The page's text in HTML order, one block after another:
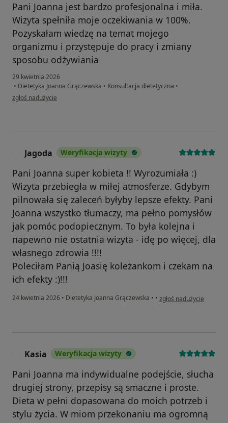
Pani Joanna jest bardzo profesjonalna i miła.
Wizyta spełniła moje oczekiwania w 100%.
Pozyskałam wiedzę na temat mojego
organizmu i przystępuje do pracy i zmiany
sposobu odżywiania
29 kwietnia 2026
• Dietetyka Joanna Grączewska • Konsultacja dietetyczna •
w opinii użytkownika Aneta
zgłoś nadużycie
Jagoda Weryfikacja wizyty
Pani Joanna super kobieta !! Wyrozumiała :)
Wizyta przebiegła w miłej atmosferze. Gdybym
pilnowała się zaleceń byłyby lepsze efekty. Pani
Joanna wszystko tłumaczy, ma pełno pomysłów
jak pomóc podopiecznym. To była kolejna i
napewno nie ostatnia wizyta - idę po więcej, dla
własnego zdrowia !!!!
Poleciłam Panią Joasię koleżankom i czekam na
ich efekty :)!!!
24 kwietnia 2026 • Dietetyka Joanna Grączewska • • w opinii użytkownika
zgłoś nadużycie
Kasia Weryfikacja wizyty
Pani Joanna ma indywidualne podejście, słucha
drugiej strony, przepisy są smaczne i proste.
Dieta w pełni dopasowana do moich potrzeb i
stylu życia. W miom przekonaniu ma ogromną